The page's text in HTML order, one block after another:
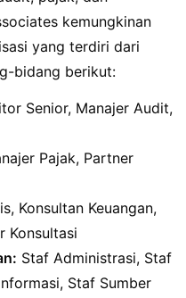
kemungkinan
yang terdiri dari
bidang berikut:
Senior, Manajer Audit,
Pajak, Partner
Konsultan Keuangan,
Konsultasi
Staf Administrasi, Staf
Staf Sumber